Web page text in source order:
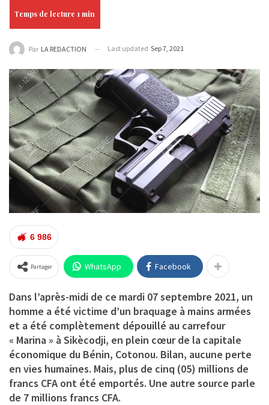
Par LA REDACTION Last updated Sep 7, 2021
6 986
Partager WhatsApp Facebook
Dans l’après-midi de ce mardi 07 septembre 2021, un
homme a été victime d’un braquage à mains armées
et a été complètement dépouillé au carrefour
« Marina » à Sikècodji, en plein cœur de la capitale
économique du Bénin, Cotonou. Bilan, aucune perte
en vies humaines. Mais, plus de cinq (05) millions de
francs CFA ont été emportés. Une autre source parle
de 7 millions francs CFA.